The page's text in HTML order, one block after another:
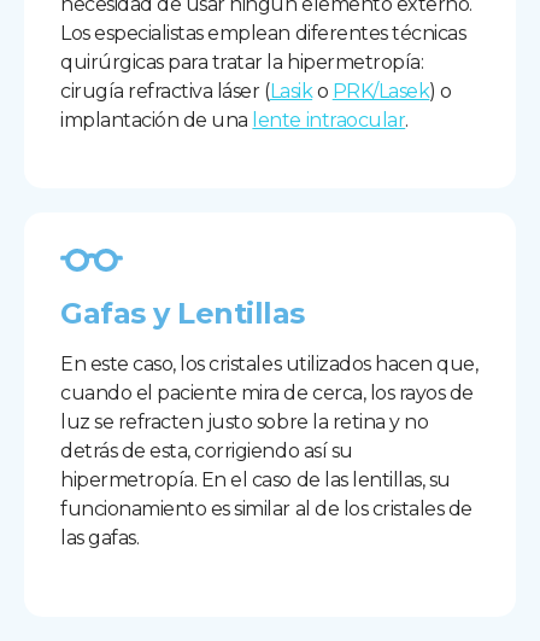
Los especialistas emplean diferentes técnicas
quirúrgicas para tratar la hipermetropía:
cirugía refractiva láser (Lasik o PRK/Lasek) o
implantación de una lente intraocular.
Gafas y Lentillas
En este caso, los cristales utilizados hacen que,
cuando el paciente mira de cerca, los rayos de
luz se refracten justo sobre la retina y no
detrás de esta, corrigiendo así su
hipermetropía. En el caso de las lentillas, su
funcionamiento es similar al de los cristales de
las gafas.